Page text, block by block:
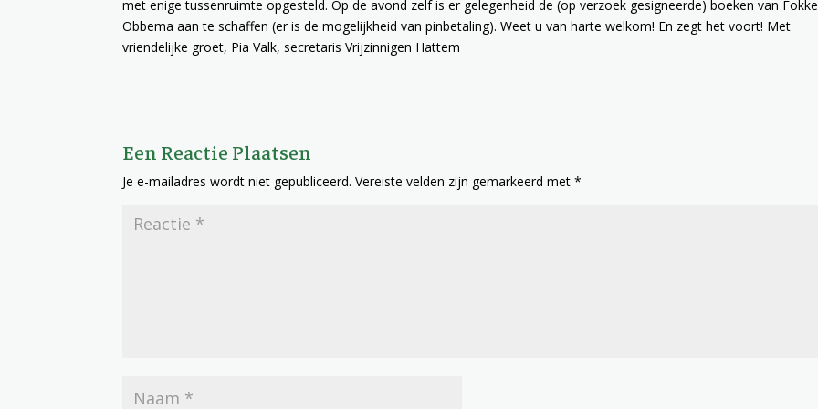
met enige tussenruimte opgesteld. Op de avond zelf is er gelegenheid de (op verzoek gesigneerde) boeken van Fokke
Obbema aan te schaffen (er is de mogelijkheid van pinbetaling). Weet u van harte welkom! En zegt het voort! Met
vriendelijke groet, Pia Valk, secretaris Vrijzinnigen Hattem
Een Reactie Plaatsen
Je e-mailadres wordt niet gepubliceerd. Vereiste velden zijn gemarkeerd met*